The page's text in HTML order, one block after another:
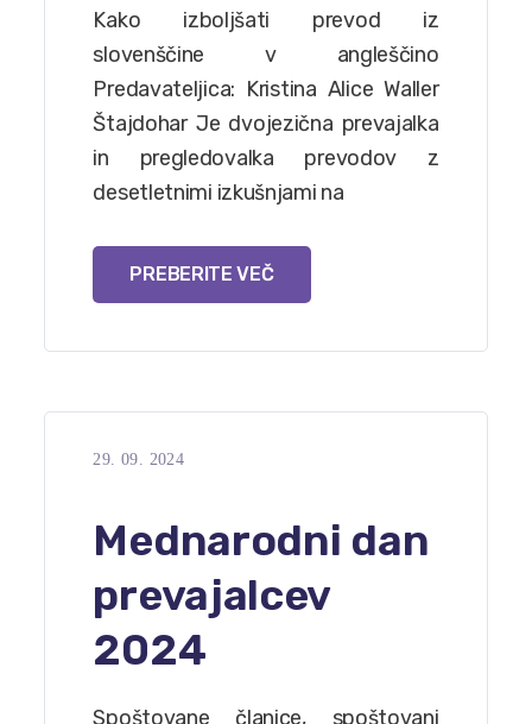
Kako izboljšati prevod iz
slovenščine v angleščino
Predavateljica: Kristina Alice Waller
Štajdohar Je dvojezična prevajalka
in pregledovalka prevodov z
desetletnimi izkušnjami na
PREBERITE VEČ
29. 09. 2024
Mednarodni dan
prevajalcev
2024
Spoštovane članice, spoštovani